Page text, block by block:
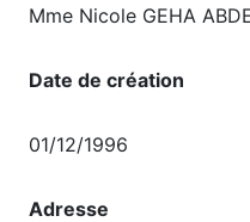
Mme Nicole GEHA
Date de création
01/12/1996
Adresse